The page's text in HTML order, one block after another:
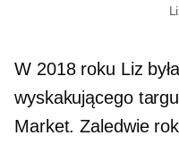
W 2018 roku Liz
wyskakującego
Market. Zaledwie